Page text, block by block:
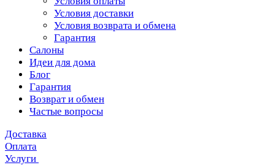
Условия доставки
Условия возврата и обмена
Гарантия
Салоны
Идеи для дома
Блог
Гарантия
Возврат и обмен
Частые вопросы
Доставка
Оплата
Услуги